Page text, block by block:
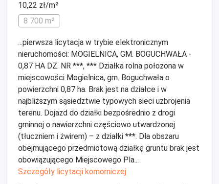
10,22 zł/m²
8 700 m²
...pierwsza licytacja w trybie elektronicznym
nieruchomości: MOGIELNICA, GM. BOGUCHWAŁA -
0,87 HA DZ. NR ***, *** Działka rolna położona w
miejscowości Mogielnica, gm. Boguchwała o
powierzchni 0,87 ha. Brak jest na działce i w
najbliższym sąsiedztwie typowych sieci uzbrojenia
terenu. Dojazd do działki bezpośrednio z drogi
gminnej o nawierzchni częściowo utwardzonej
(tłuczniem i żwirem) – z działki ***. Dla obszaru
obejmującego przedmiotową działkę gruntu brak jest
obowiązującego Miejscowego Pla...
Szczegóły licytacji komorniczej